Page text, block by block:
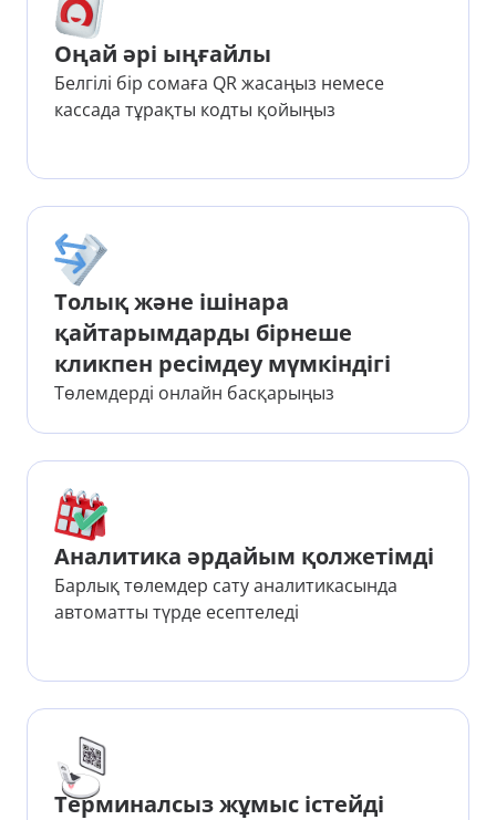
Оңай әрі ыңғайлы
Белгілі бір сомаға QR жасаңыз немесе
кассада тұрақты кодты қойыңыз
Толық және ішінара
қайтарымдарды бірнеше
кликпен ресімдеу мүмкіндігі
Төлемдерді онлайн басқарыңыз
Аналитика әрдайым қолжетімді
Барлық төлемдер сату аналитикасында
автоматты түрде есептеледі
Терминалсыз жұмыс істейді